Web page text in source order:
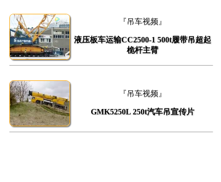
『吊车视频』
液压板车运输CC2500-1 500t履带吊超起
桅杆主臂
『吊车视频』
GMK5250L 250t汽车吊宣传片